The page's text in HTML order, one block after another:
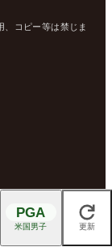
コピー等は禁じま
閉じる
PGA
米国男子 更新